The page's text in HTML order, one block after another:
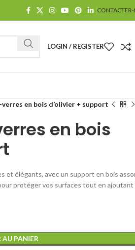
LOGIN / REGISTER
en bois d’olivier + support
en bois
et élégants, avec un support en bois
protéger vos surfaces tout en ajoutant
AU PANIER